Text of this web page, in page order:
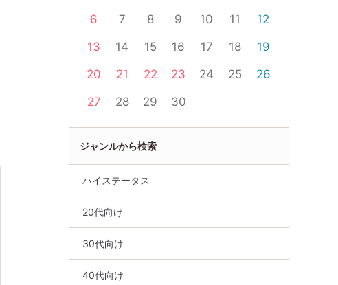
6
7 8 9 10 11
12
13
14 15 16 17 18
19
20
21 22 23 24 25
26
27
28 29 30
ジャンルから検索
ハイステータス
20代向け
30代向け
40代向け